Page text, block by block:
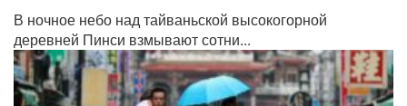
В ночное небо над тайваньской высокогорной
деревней Пинси взмывают сотни...